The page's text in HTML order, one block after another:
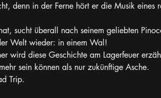
denn in der Ferne hört er die Musik eines
sucht überall nach seinem geliebten
Welt wieder: in einem Wal!
wird diese Geschichte am Lagerfeuer
sein können als nur zukünftige Asche.
Trip.